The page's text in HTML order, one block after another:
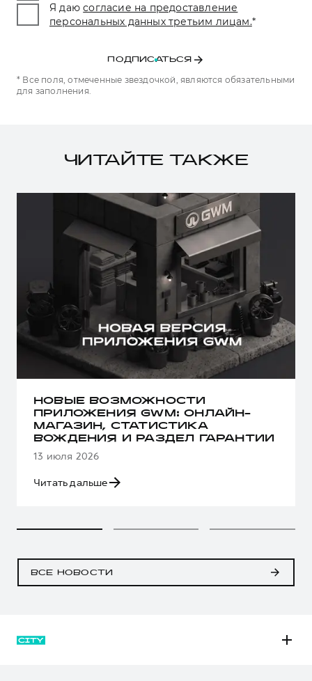
Я даю согласие на предоставление
персональных данных третьим лицам.*
ПОДПИСАТЬСЯ
* Все поля, отмеченные звездочкой, являются обязательными
для заполнения.
ЧИТАЙТЕ ТАКЖЕ
НОВЫЕ ВОЗМОЖНОСТИ
ПРИЛОЖЕНИЯ GWM: ОНЛАЙН-
МАГАЗИН, СТАТИСТИКА
ВОЖДЕНИЯ И РАЗДЕЛ ГАРАНТИИ
13 июля 2026
Читать дальше
ВСЕ НОВОСТИ